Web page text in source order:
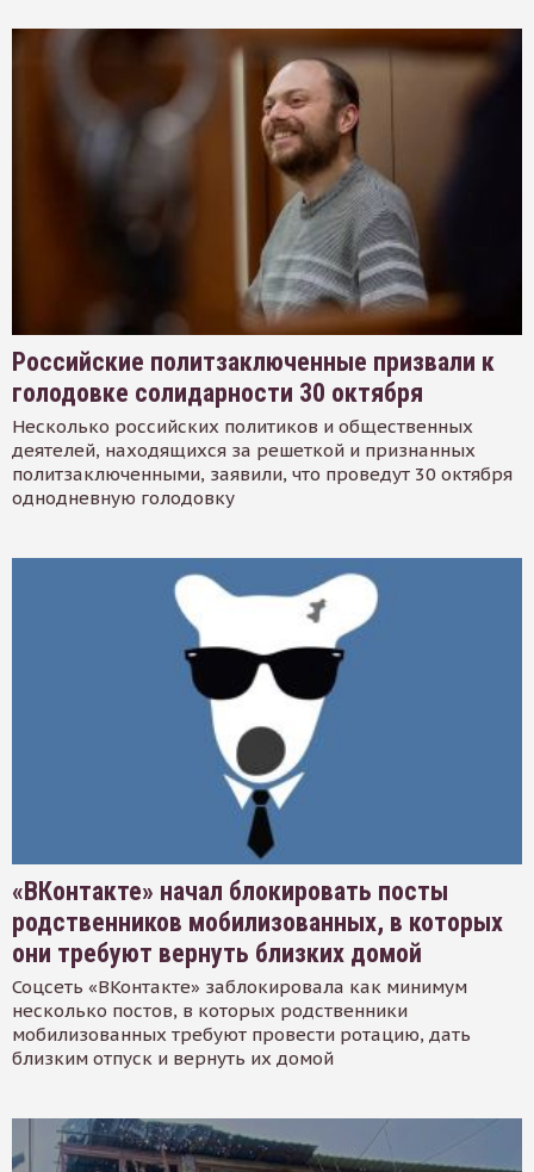
Российские политзаключенные призвали к
голодовке солидарности 30 октября
Несколько российских политиков и общественных
деятелей, находящихся за решеткой и признанных
политзаключенными, заявили, что проведут 30 октября
однодневную голодовку
«ВКонтакте» начал блокировать посты
родственников мобилизованных, в которых
они требуют вернуть близких домой
Соцсеть «ВКонтакте» заблокировала как минимум
несколько постов, в которых родственники
мобилизованных требуют провести ротацию, дать
близким отпуск и вернуть их домой